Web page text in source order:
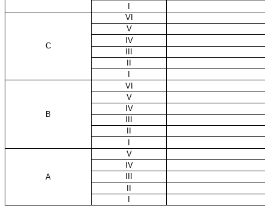
I
C
VI
V
IV
III
II
I
B
VI
V
IV
III
II
I
A
V
IV
III
II
I